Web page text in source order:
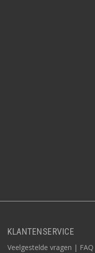
KLANTENSERVICE
Veelgestelde vragen | FAQ